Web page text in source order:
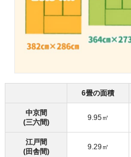
6畳の面積
中京間
(三六間)
9.95㎡
江戸間
(田舎間)
9.29㎡